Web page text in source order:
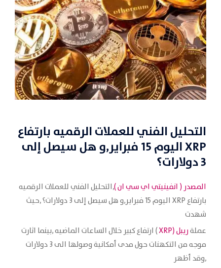
التحليل الفني للعملات الرقميه بارتفاع
XRP اليوم 15 فبراير,و هل سيصل إلى
3 دولارات؟
المصدر ( انفينيتي اي سي ان),التحليل الفني للعملات الرقميه
بارتفاع XRP اليوم 15 فبراير,و هل سيصل إلى 3 دولارات؟ ,حيث
شهدت
عملةريبل (XRP) ارتفاع كبير خلال الساعات الماضيه ,بينما اثارت
موجه من التكهنات حول مدى أمكانية وصولها الى 3 دولارات
,وقد أظهر